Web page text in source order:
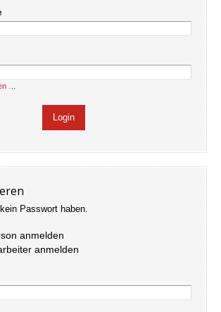
…
Passwort haben.
anmelden
anmelden